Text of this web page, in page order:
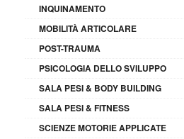
INQUINAMENTO
MOBILITÀ ARTICOLARE
POST-TRAUMA
PSICOLOGIA DELLO SVILUPPO
SALA PESI & BODY BUILDING
SALA PESI & FITNESS
SCIENZE MOTORIE APPLICATE